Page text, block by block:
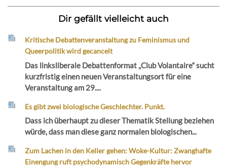
Dir gefällt vielleicht auch
Kritische Debattenveranstaltung zu Feminismus und
Queerpolitik wird gecancelt
Das linksliberale Debattenformat „Club Volantaire“ sucht
kurzfristig einen neuen Veranstaltungsort für eine
Veranstaltung am 29....
Es gibt zwei biologische Geschlechter. Punkt.
Dass ich überhaupt zu dieser Thematik Stellung beziehen
würde, dass man diese ganz normalen biologischen...
Zum Lachen in den Keller gehen: Woke-Kultur: Zwanghafte
Einengung ruft psychodynamisch Gegenkräfte hervor